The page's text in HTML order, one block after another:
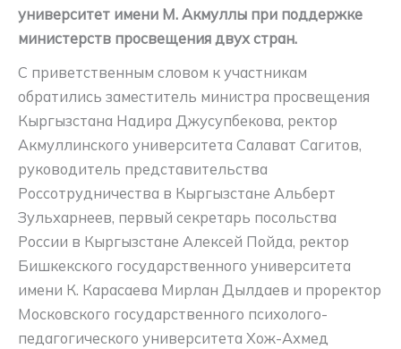
университет имени М. Акмуллы при поддержке
министерств просвещения двух стран.
С приветственным словом к участникам
обратились заместитель министра просвещения
Кыргызстана Надира Джусупбекова, ректор
Акмуллинского университета Салават Сагитов,
руководитель представительства
Россотрудничества в Кыргызстане Альберт
Зульхарнеев, первый секретарь посольства
России в Кыргызстане Алексей Пойда, ректор
Бишкекского государственного университета
имени К. Карасаева Мирлан Дылдаев и проректор
Московского государственного психолого-
педагогического университета Хож-Ахмед